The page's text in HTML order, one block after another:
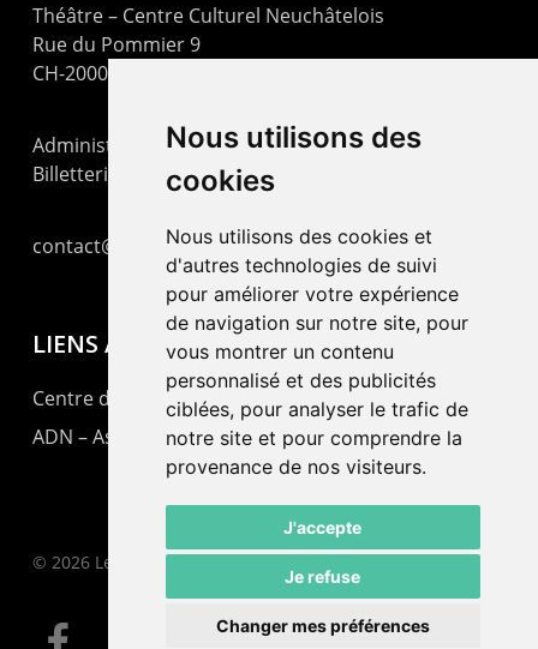
Nous utilisons des
cookies
Nous utilisons des cookies et
d'autres technologies de suivi
pour améliorer votre expérience
de navigation sur notre site, pour
vous montrer un contenu
personnalisé et des publicités
ciblées, pour analyser le trafic de
notre site et pour comprendre la
provenance de nos visiteurs.
J'accepte
Je refuse
Changer mes préférences
Théâtre – Centre Culturel Neuchâtelois
Rue du Pommier 9
CH-2000 Neuchâtel
Administration : +41 32 725 03 03
Billetterie : +41 32 725 05 05
contact@lepommier.ch
LIENS AMIS
Centre de culture ABC
ADN – Association Danse Neuchâtel
© 2026 Le Pommier.
facebook email